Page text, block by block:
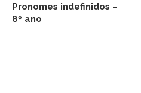
Pronomes indefinidos –
8º ano